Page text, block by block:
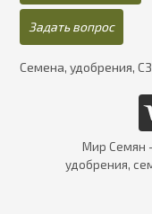
Задать вопрос
Семена, удобрения,
Мир Семян
удобрения,